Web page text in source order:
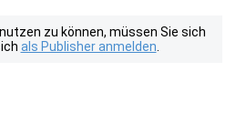
zu können, müssen Sie sich
als Publisher anmelden